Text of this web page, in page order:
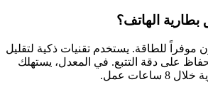
الهاتف؟
موفراً للطاقة. يستخدم تقنيات ذكية لتقليل
على دقة التتبع. في المعدل، يستهلك